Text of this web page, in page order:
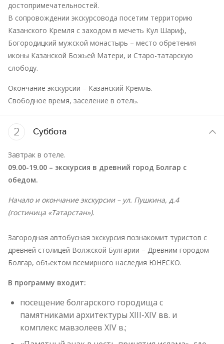
достопримечательностей.
В сопровождении экскурсовода посетим территорию
Казанского Кремля с заходом в мечеть Кул Шариф,
Богородицкий мужской монастырь – место обретения
иконы Казанской Божьей Матери, и Старо-татарскую
слободу.
Окончание экскурсии – Казанский Кремль.
Свободное время, заселение в отель.
2 Суббота
Завтрак в отеле.
09.00-19.00 – экскурсия в древний город Болгар с
обедом.
Начало и окончание экскурсии – ул. Пушкина, д.4
(гостиница «Татарстан»).
Загородная автобусная экскурсия познакомит туристов с
древней столицей Волжской Булгарии – Древним городом
Болгар, объектом всемирного наследия ЮНЕСКО.
В программу входит:
посещение болгарского городища с
памятниками архитектуры XIII-XIV вв. и
комплекс мавзолеев XIV в.;